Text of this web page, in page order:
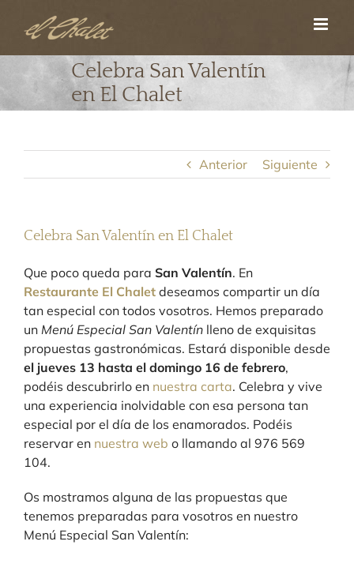
Celebra San Valentín
en El Chalet
Anterior Siguiente
Celebra San Valentín en El Chalet
Que poco queda para San Valentín. En
Restaurante El Chalet deseamos compartir un día
tan especial con todos vosotros. Hemos preparado
un Menú Especial San Valentín lleno de exquisitas
propuestas gastronómicas. Estará disponible desde
el jueves 13 hasta el domingo 16 de febrero,
podéis descubrirlo en nuestra carta. Celebra y vive
una experiencia inolvidable con esa persona tan
especial por el día de los enamorados. Podéis
reservar en nuestra web o llamando al 976 569
104.
Os mostramos alguna de las propuestas que
tenemos preparadas para vosotros en nuestro
Menú Especial San Valentín: